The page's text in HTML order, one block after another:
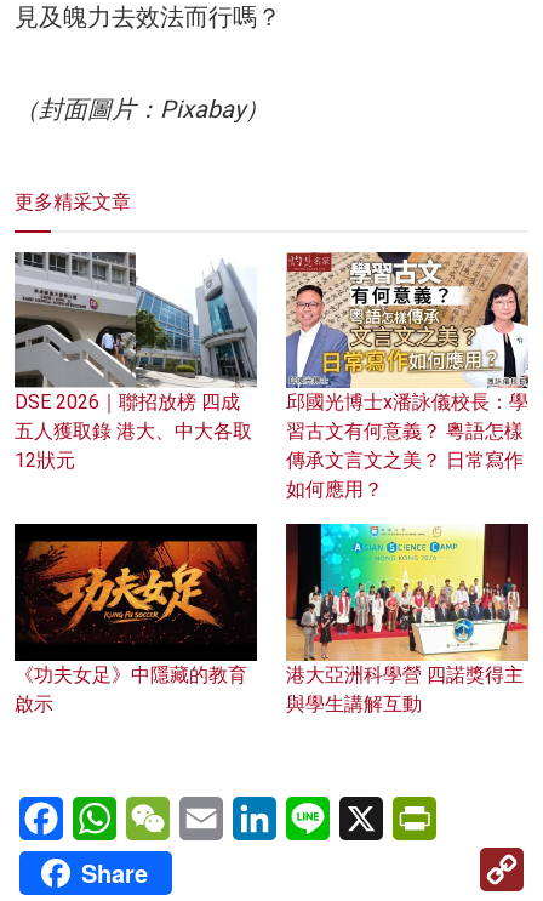
見及魄力去效法而行嗎？
（封面圖片：Pixabay）
更多精采文章
DSE 2026｜聯招放榜 四成
五人獲取錄 港大、中大各取
12狀元
邱國光博士x潘詠儀校長：學
習古文有何意義？ 粵語怎樣
傳承文言文之美？ 日常寫作
如何應用？
《功夫女足》中隱藏的教育
啟示
港大亞洲科學營 四諾獎得主
與學生講解互動
FacebookWhatsAppWeChatEmail LinkedInLine X
Share